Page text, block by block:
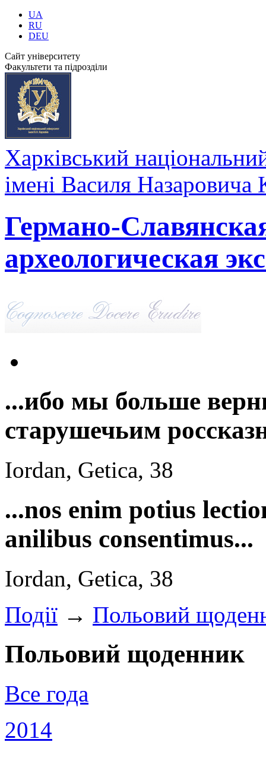
UA
RU
DEU
Сайт університету
Факультети та підрозділи
Харківський
імені Василя Назаровича
Германо-
археологическая
...ибо мы больше
старушечьим
Iordan, Getica, 38
...nos enim potius
anilibus consentimus...
Iordan, Getica, 38
Події → Польовий
Польовий щоденник
Все года
2014